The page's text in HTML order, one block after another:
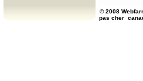
© 2008
pas cher